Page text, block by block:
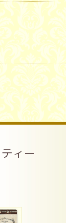
ィー